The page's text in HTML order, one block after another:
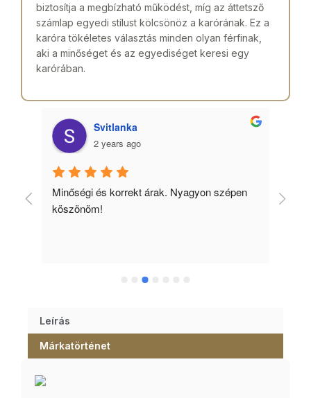
biztosítja a megbízható működést, míg az áttetsző
számlap egyedi stílust kölcsönöz a karórának. Ez a
karóra tökéletes választás minden olyan férfinak,
aki a minőséget és az egyediséget keresi egy
karórában.
Svitlanka
2 years ago
Minőségi és korrekt árak. Nyagyon szépen
köszönöm!
Leírás
Márkatörténet